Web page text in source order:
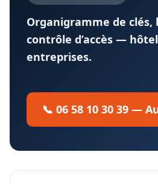
Organigramme de clés,
contrôle d’accès —
entreprises.
📞 06 58 10 30 39 —